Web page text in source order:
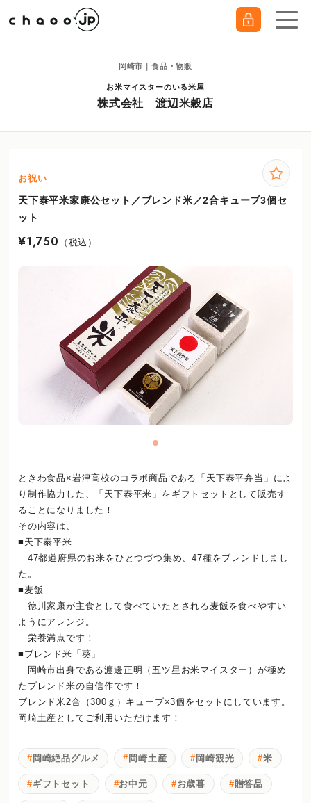
岡崎市｜食品・物販
お米マイスターのいる米屋
株式会社 渡辺米穀店
お祝い
天下泰平米家康公セット／ブレンド米／2合キューブ3個セ
ット
¥1,750 （税込）
ときわ食品×岩津高校のコラボ商品である「天下泰平弁当」によ
り制作協力した、「天下泰平米」をギフトセットとして販売す
ることになりました！
その内容は、
■天下泰平米
47都道府県のお米をひとつづつ集め、47種をブレンドしまし
た。
■麦飯
徳川家康が主食として食べていたとされる麦飯を食べやすい
ようにアレンジ。
栄養満点です！
■ブレンド米「葵」
岡崎市出身である渡邊正明（五ツ星お米マイスター）が極め
たブレンド米の自信作です！
ブレンド米2合（300ｇ）キューブ×3個をセットにしています。
岡崎土産としてご利用いただけます！
岡崎絶品グルメ 岡崎土産 岡崎観光 米
ギフトセット お中元 お歳暮 贈答品